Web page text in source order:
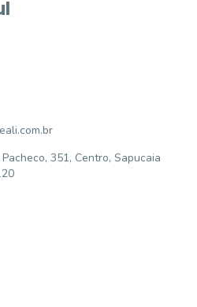
351, Centro, Sapucaia